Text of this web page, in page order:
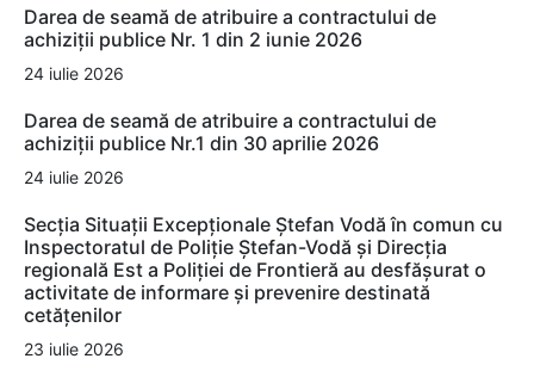
Darea de seamă de atribuire a contractului de
achiziții publice Nr. 1 din 2 iunie 2026
24 iulie 2026
Darea de seamă de atribuire a contractului de
achiziții publice Nr.1 din 30 aprilie 2026
24 iulie 2026
Secția Situații Excepționale Ștefan Vodă în comun cu
Inspectoratul de Poliție Ștefan-Vodă și Direcția
regională Est a Poliției de Frontieră au desfășurat o
activitate de informare și prevenire destinată
cetățenilor
23 iulie 2026